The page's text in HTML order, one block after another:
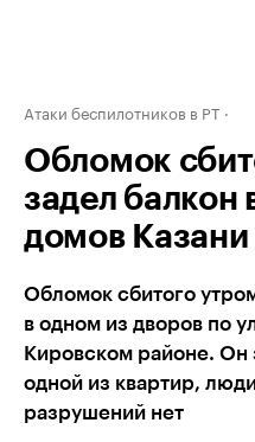
Атаки беспилотников в РТ
Обломок
задел балкон
домов Казани
Обломок сбитого
в одном из дворов по
Кировском районе. Он
одной из квартир,
разрушений нет